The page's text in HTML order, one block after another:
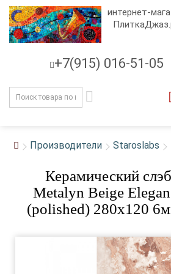
интернет-
+7(915) 016-51-05
Производители Staroslabs
Керамический
Metalyn Beige
(polished) 280x120